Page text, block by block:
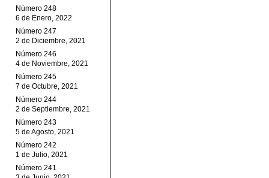
Número 248
6 de Enero, 2022
Número 247
2 de Diciembre, 2021
Número 246
4 de Noviembre, 2021
Número 245
7 de Octubre, 2021
Número 244
2 de Septiembre, 2021
Número 243
5 de Agosto, 2021
Número 242
1 de Julio, 2021
Número 241